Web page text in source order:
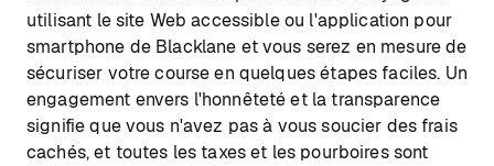
utilisant le site Web accessible ou l'application pour
smartphone de Blacklane et vous serez en mesure de
sécuriser votre course en quelques étapes faciles. Un
engagement envers l'honnêteté et la transparence
signifie que vous n'avez pas à vous soucier des frais
cachés, et toutes les taxes et les pourboires sont